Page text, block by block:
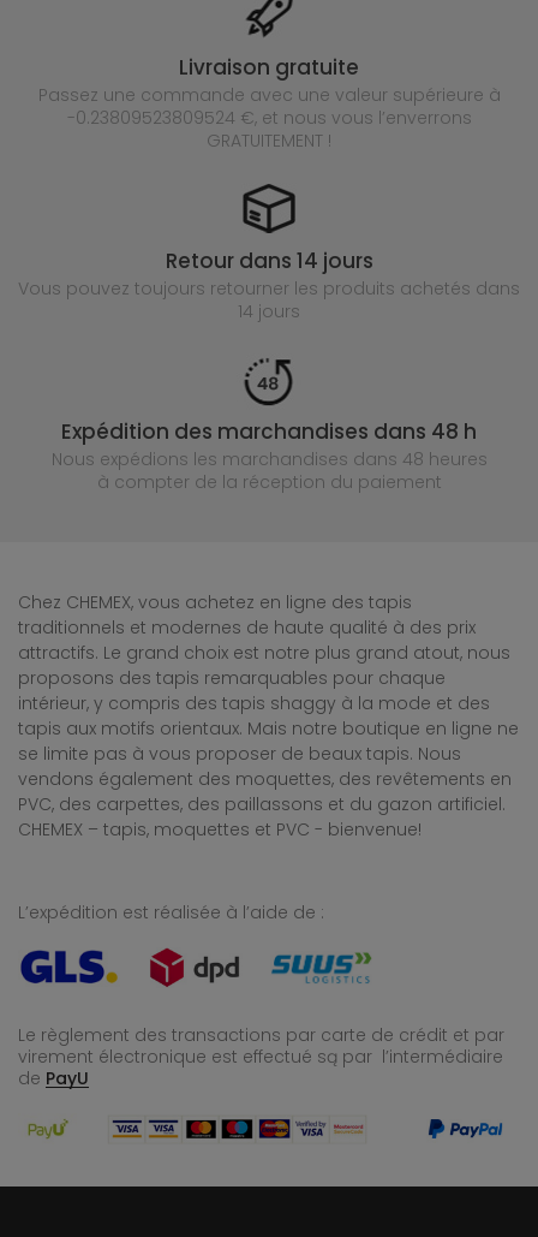
Livraison gratuite
Passez une commande avec une valeur supérieure à
-0.23809523809524 €, et nous vous l’enverrons
GRATUITEMENT !
Retour dans 14 jours
Vous pouvez toujours retourner les produits achetés dans
14 jours
Expédition des marchandises dans 48 h
Nous expédions les marchandises dans 48 heures
à compter de la réception du paiement
Chez CHEMEX, vous achetez en ligne des tapis
traditionnels et modernes de haute qualité à des prix
attractifs. Le grand choix est notre plus grand atout, nous
proposons des tapis remarquables pour chaque
intérieur, y compris des tapis shaggy à la mode et des
tapis aux motifs orientaux. Mais notre boutique en ligne ne
se limite pas à vous proposer de beaux tapis. Nous
vendons également des moquettes, des revêtements en
PVC, des carpettes, des paillassons et du gazon artificiel.
CHEMEX – tapis, moquettes et PVC - bienvenue!
L’expédition est réalisée à l’aide de :
Le règlement des transactions par carte de crédit et par
virement électronique est effectué są par l’intermédiaire
de PayU